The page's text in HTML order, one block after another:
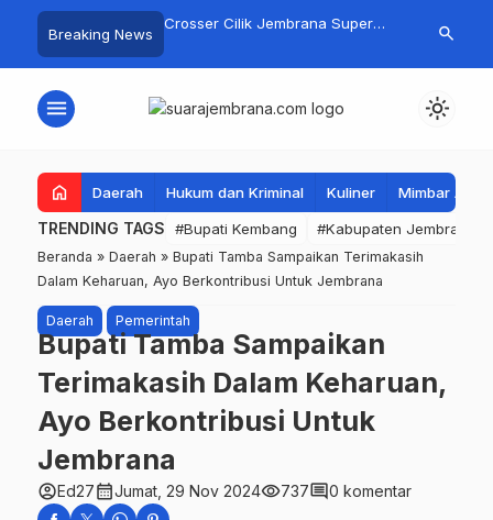
Breaking News
Tenggelam di
Pengambengan
Crosser Cilik Jembrana Super
Motocross 50cc
Jembrana
Mustika Rasa
search
menu light_mode
home Daerah Hukum dan Kriminal Kuliner Mimbar
TRENDING TAGS #Bupati Kembang #Kabupaten Jembrana
Beranda » Daerah » Bupati Tamba Sampaikan Terimakasih
Dalam Keharuan, Ayo Berkontribusi Untuk Jembrana
Daerah Pemerintah
Bupati Tamba Sampaikan
Terimakasih Dalam Keharuan,
Ayo Berkontribusi Untuk
Jembrana
account_circleEd27calendar_monthJumat, 29 Nov 2024visibility737comment0 komentar